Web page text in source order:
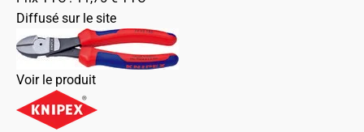
Diffusé sur le site
Voir le produit